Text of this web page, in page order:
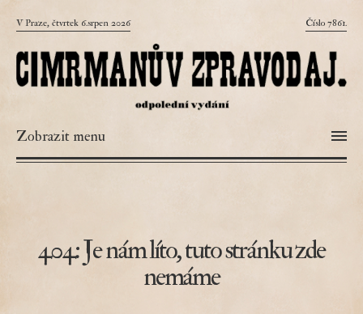
V Praze, čtvrtek 6.srpen 2026 Číslo 7861.
Zobrazit menu
404: Je nám líto, tuto stránku zde
nemáme